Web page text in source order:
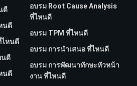
ดี
นดี
หนดี
นดี
นดี
อบรม Root Cause Analysis
ที่ไหนดี
อบรม TPM ที่ไหนดี
อบรม การนำเสนอ ที่ไหนดี
อบรม การพัฒนาทักษะหัวหน้า
งาน ที่ไหนดี